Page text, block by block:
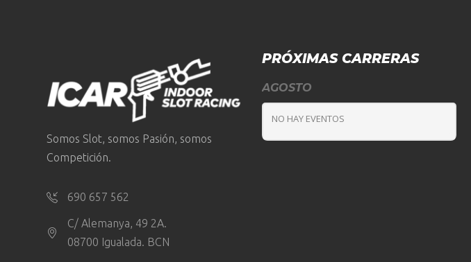
Somos Slot, somos Pasión, somos
Competición.
690 657 562
C/ Alemanya, 49 2A.
08700 Igualada. BCN
PRÓXIMAS CARRERAS
AGOSTO
NO HAY EVENTOS